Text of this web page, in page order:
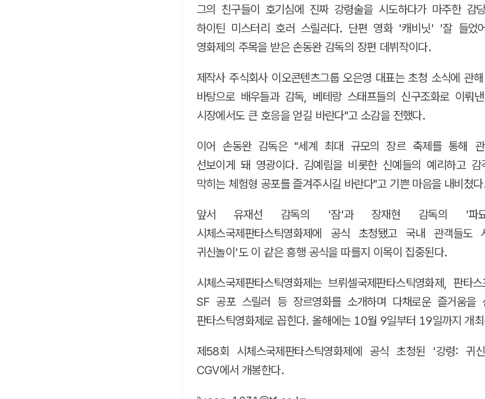
그의 친구들이 호기심에 진짜 강령술을 시도하다가 마주한 감
하이틴 미스터리 호러 스릴러다. 단편 영화 '캐비닛' '잘 들었
영화제의 주목을 받은 손동완 감독의 장편 데뷔작이다.
제작사 주식회사 이오콘텐츠그룹 오은영 대표는 초청 소식에 관
바탕으로 배우들과 감독, 베테랑 스태프들의 신구조화로 이뤄
시장에서도 큰 호응을 얻길 바란다"고 소감을 전했다.
이어 손동완 감독은 "세계 최대 규모의 장르 축제를 통해 관
선보이게 돼 영광이다. 김예림을 비롯한 신예들의 예리하고
막히는 체험형 공포를 즐겨주시길 바란다"고 기쁜 마음을 내비쳤
앞서 유재선 감독의 '잠'과 장재현 감독의 '파
시체스국제판타스틱영화제에 공식 초청됐고 국내 관객들
귀신놀이'도 이 같은 흥행 공식을 따를지 이목이 집중된다.
시체스국제판타스틱영화제는 브뤼셀국제판타스틱영화제, 판타
SF 공포 스릴러 등 장르영화를 소개하며 다채로운 즐거움을
판타스틱영화제로 꼽힌다. 올해에는 10월 9일부터 19일까지 개
제58회 시체스국제판타스틱영화제에 공식 초청된 '강령: 귀
CGV에서 개봉한다.